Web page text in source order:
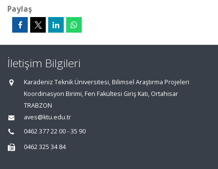
Paylaş
İletişim Bilgileri
Karadeniz Teknik Üniversitesi, Bilimsel Araştırma Projeleri
Koordinasyon Birimi, Fen Fakültesi Giriş Katı, Ortahisar
TRABZON
aves@ktu.edu.tr
0462 377 22 00 - 35 90
0462 325 34 84